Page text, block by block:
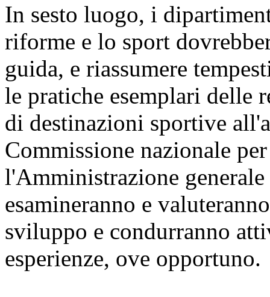
In sesto luogo, i
riforme e lo sport
guida, e riassumere
le pratiche esemplari delle
di destinazioni sportive
Commissione nazionale
l'Amministrazione
esamineranno e
sviluppo e condurranno
esperienze, ove opportuno.